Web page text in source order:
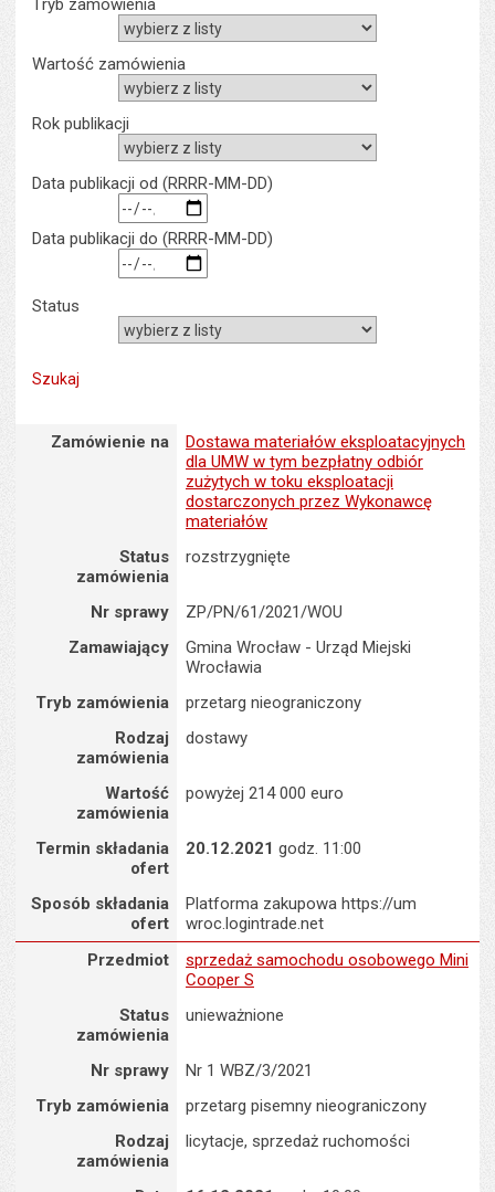
Tryb zamówienia
Wartość zamówienia
rok publikacji
Data publikacji od (RRRR-MM-DD)
Data publikacji do (RRRR-MM-DD)
status
Zamówienie na : Dostawa materiałów eksploatacyjnych dla
Zamówienie na
Dostawa materiałów eksploatacyjnych
dla UMW w tym bezpłatny odbiór
zużytych w toku eksploatacji
dostarczonych przez Wykonawcę
materiałów
Status
zamówienia
rozstrzygnięte
Nr sprawy
ZP/PN/61/2021/WOU
Zamawiający
Gmina Wrocław - Urząd Miejski
Wrocławia
Tryb zamówienia
przetarg nieograniczony
Rodzaj
zamówienia
dostawy
Wartość
zamówienia
powyżej 214 000 euro
Termin składania
ofert
20.12.2021 godz. 11:00
Sposób składania
ofert
Platforma zakupowa https://um
wroc.logintrade.net
Zamówienie na : sprzedaż samochodu osobowego Mini Cooper S
Przedmiot
sprzedaż samochodu osobowego Mini
Cooper S
Status
zamówienia
unieważnione
Nr sprawy
Nr 1 WBZ/3/2021
Tryb zamówienia
przetarg pisemny nieograniczony
Rodzaj
zamówienia
licytacje, sprzedaż ruchomości